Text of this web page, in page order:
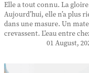
Elle a tout connu. La
Aujourd’hui, elle n’a plus
dans une masure. Un
crevassent. L'eau entre
01 August,